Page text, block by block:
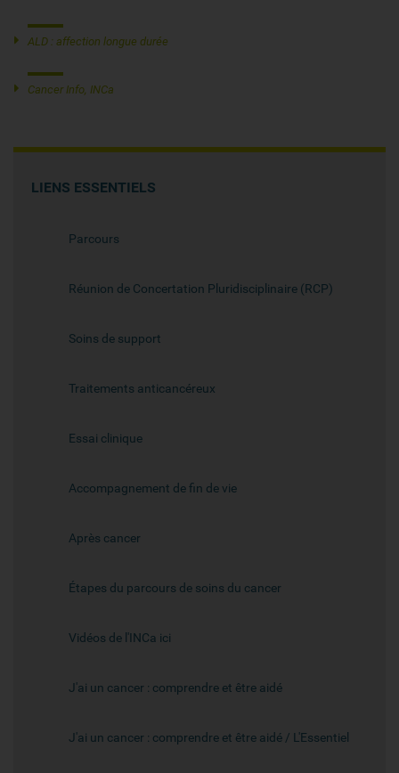
ALD : affection longue durée
Cancer Info, INCa
LIENS ESSENTIELS
Parcours
Réunion de Concertation Pluridisciplinaire (RCP)
Soins de support
Traitements anticancéreux
Essai clinique
Accompagnement de fin de vie
Après cancer
Étapes du parcours de soins du cancer
Vidéos de l'INCa ici
J'ai un cancer : comprendre et être aidé
J'ai un cancer : comprendre et être aidé / L'Essentiel